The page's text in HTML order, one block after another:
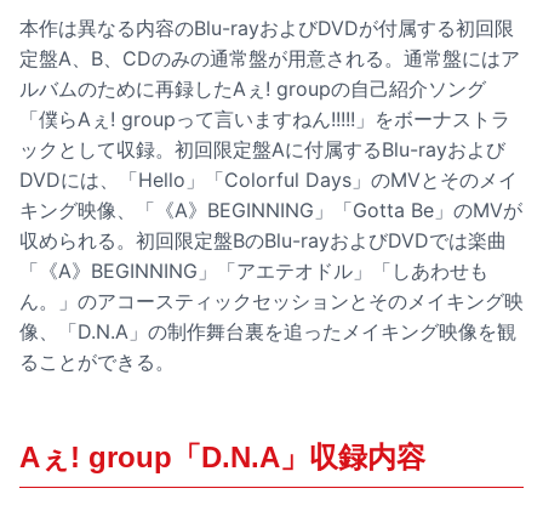
本作は異なる内容のBlu-rayおよびDVDが付属する初回限
定盤A、B、CDのみの通常盤が用意される。通常盤にはア
ルバムのために再録したAぇ! groupの自己紹介ソング
「僕らAぇ! groupって言いますねん!!!!!」をボーナストラ
ックとして収録。初回限定盤Aに付属するBlu-rayおよび
DVDには、「Hello」「Colorful Days」のMVとそのメイ
キング映像、「《A》BEGINNING」「Gotta Be」のMVが
収められる。初回限定盤BのBlu-rayおよびDVDでは楽曲
「《A》BEGINNING」「アエテオドル」「しあわせも
ん。」のアコースティックセッションとそのメイキング映
像、「D.N.A」の制作舞台裏を追ったメイキング映像を観
ることができる。
Aぇ! group「D.N.A」収録内容